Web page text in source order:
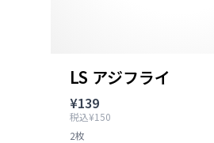
LS アジフライ
¥139
税込¥150
2枚